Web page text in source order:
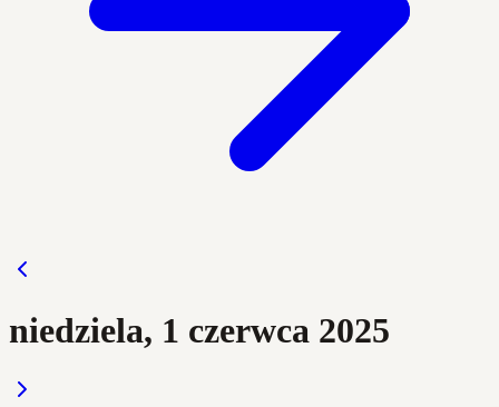
niedziela, 1 czerwca 2025